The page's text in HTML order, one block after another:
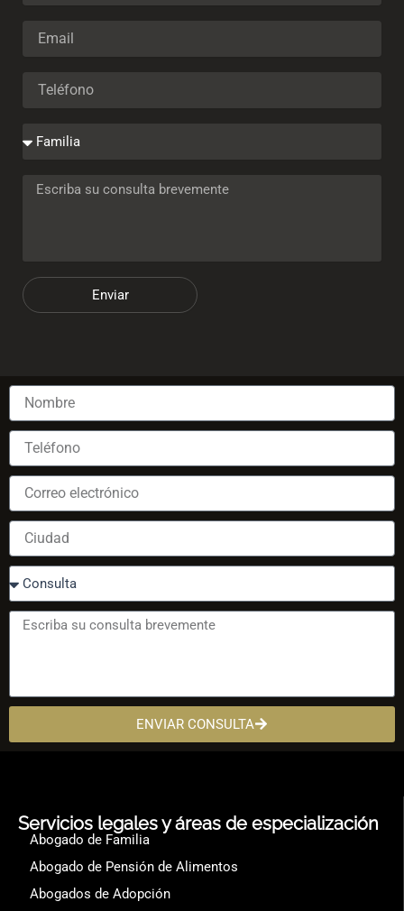
Enviar
ENVIAR CONSULTA
Servicios legales y áreas de especialización
Abogado de Familia
Abogado de Pensión de Alimentos
Abogados de Adopción